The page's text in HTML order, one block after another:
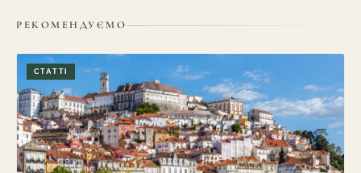
РЕКОМЕНДУЄМО
СТАТТІ